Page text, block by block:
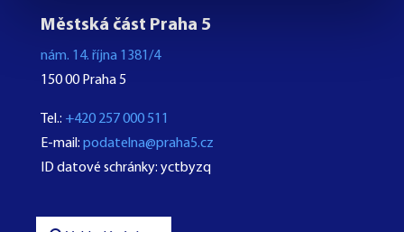
Městská část Praha 5
nám. 14. října 1381/4
150 00 Praha 5
Tel.: +420 257 000 511
E-mail: podatelna@praha5.cz
ID datové schránky: yctbyzq